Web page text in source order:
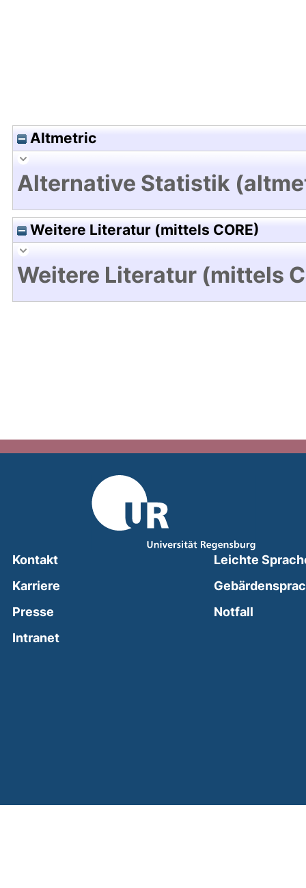
Altmetric
Alternative Statistik
Weitere Literatur (mittels CORE)
Weitere Literatur (mittels
Kontakt
Karriere
Presse
Intranet(external link, opens in a new window)
Leichte
Notfall